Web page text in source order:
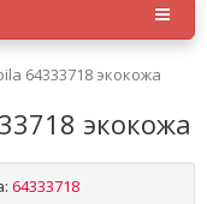
64333718 экокожа
экокожа
64333718